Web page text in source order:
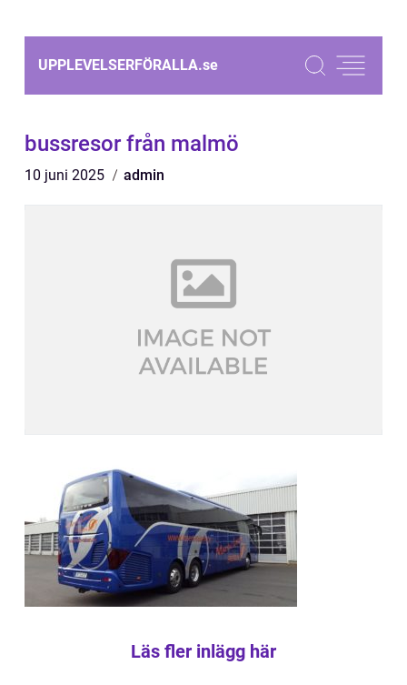
UPPLEVELSERFÖRALLA.se
bussresor från malmö
10 juni 2025 admin
Läs fler inlägg här